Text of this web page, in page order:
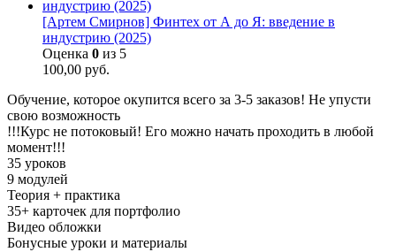
[Артем Смирнов] Финтех от А до Я: введение в
индустрию (2025)
Оценка 0 из 5
100,00 руб.
Обучение, которое окупится всего за 3-5 заказов! Не упусти
свою возможность
!!!Курс не потоковый! Его можно начать проходить в любой
момент!!!
35 уроков
9 модулей
Теория + практика
35+ карточек для портфолио
Видео обложки
Бонусные уроки и материалы